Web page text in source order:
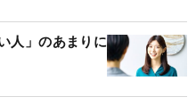
人」のあまりに